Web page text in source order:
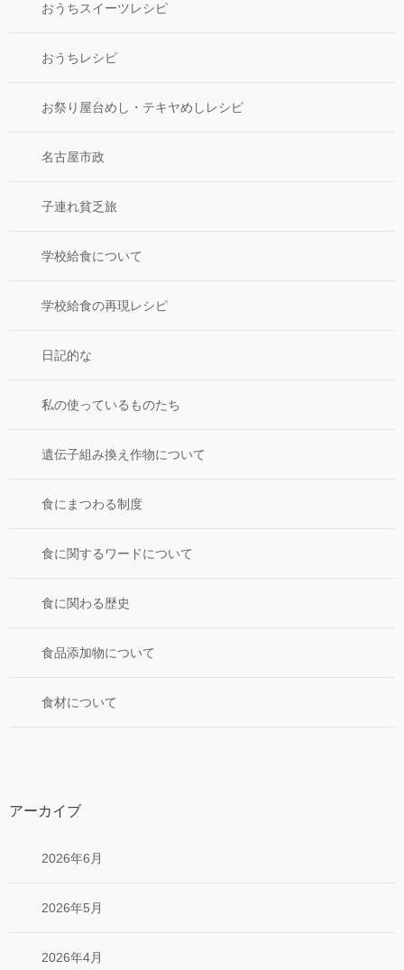
おうちスイーツレシピ
おうちレシピ
お祭り屋台めし・テキヤめしレシピ
名古屋市政
子連れ貧乏旅
学校給食について
学校給食の再現レシピ
日記的な
私の使っているものたち
遺伝子組み換え作物について
食にまつわる制度
食に関するワードについて
食に関わる歴史
食品添加物について
食材について
アーカイブ
2026年6月
2026年5月
2026年4月